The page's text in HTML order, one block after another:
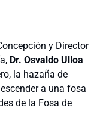
y Director
Dr. Osvaldo Ulloa
la hazaña de
a una fosa
de la Fosa de